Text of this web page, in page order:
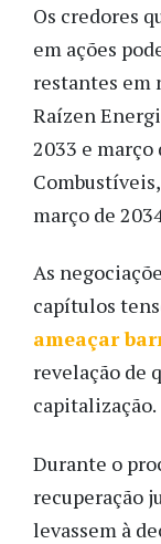
Os credores
em ações
restantes em
Raízen
2033 e março
março de
As
capítulos
ameaçar
revelação de
capitalização.
Durante o
recuperação
levassem à